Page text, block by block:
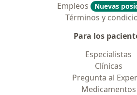
Empleos
Nuevas
Términos y
Para los
Especialistas
Clínicas
Pregunta al
Medicamentos